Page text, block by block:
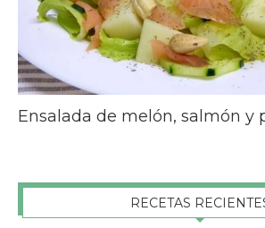
Ensalada de melón, salmón y
RECETAS